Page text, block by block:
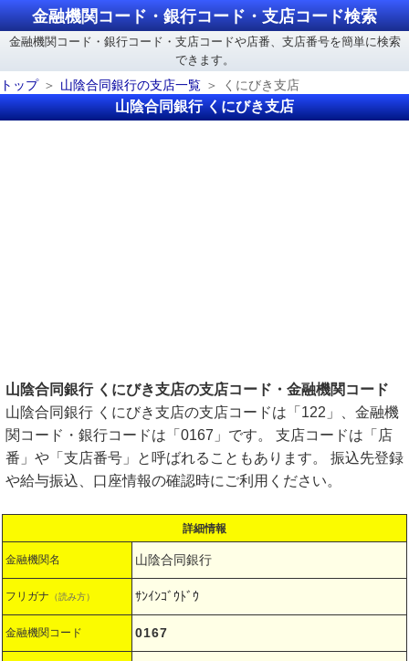
金融機関コード・銀行コード・支店コード検索
金融機関コード・銀行コード・支店コードや店番、支店番号を簡単に検索
できます。
トップ
山陰合同銀行の支店一覧 くにびき支店
山陰合同銀行 くにびき支店
山陰合同銀行 くにびき支店の支店コード・金融機関コード
山陰合同銀行 くにびき支店の支店コードは「122」、金融機
関コード・銀行コードは「0167」です。 支店コードは「店
番」や「支店番号」と呼ばれることもあります。 振込先登録
や給与振込、口座情報の確認時にご利用ください。
詳細情報
金融機関名 山陰合同銀行
フリガナ （読み方） ｻﾝｲﾝｺﾞｳﾄﾞｳ
金融機関コード 0167